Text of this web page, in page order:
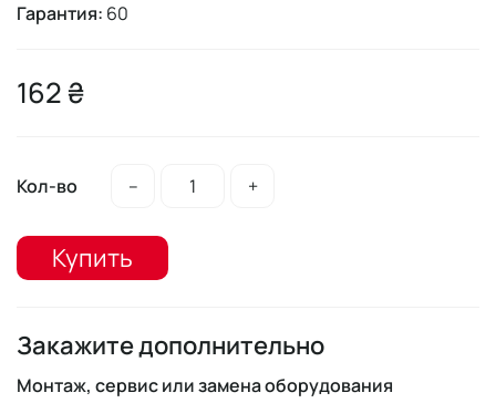
Гарантия: 60
162 ₴
Кол-во – +
Купить
Закажите дополнительно
Монтаж, сервис или замена оборудования